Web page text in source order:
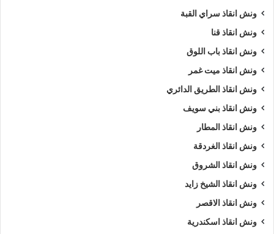
ونش انقاذ سراي القبة
ونش انقاذ قنا
ونش انقاذ باب اللوق
ونش انقاذ ميت غمر
ونش انقاذ الطريق الدائري
ونش انقاذ بني سويف
ونش انقاذ المطار
ونش انقاذ الغردقة
ونش انقاذ الشروق
ونش انقاذ الشيخ زايد
ونش انقاذ الاقصر
ونش انقاذ اسكندرية